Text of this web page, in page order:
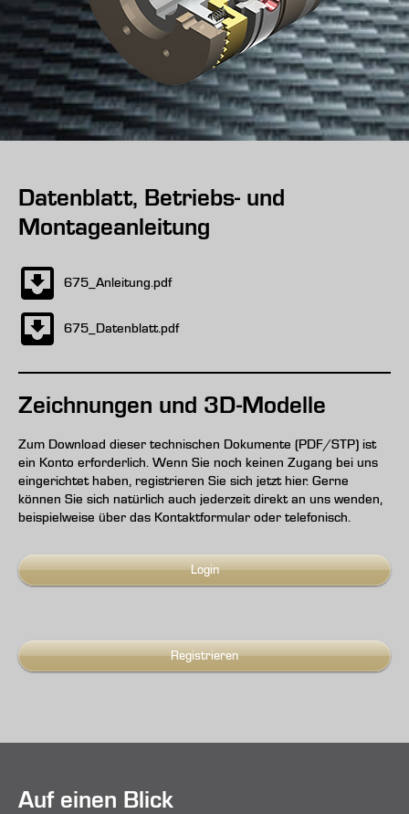
Datenblatt, Betriebs- und
Montageanleitung
675_Anleitung.pdf
675_Datenblatt.pdf
Zeichnungen und 3D-Modelle
Zum Download dieser technischen Dokumente (PDF/STP) ist
ein Konto erforderlich. Wenn Sie noch keinen Zugang bei uns
eingerichtet haben, registrieren Sie sich jetzt hier. Gerne
können Sie sich natürlich auch jederzeit direkt an uns wenden,
beispielweise über das Kontaktformular oder telefonisch.
Login
Registrieren
Auf einen Blick